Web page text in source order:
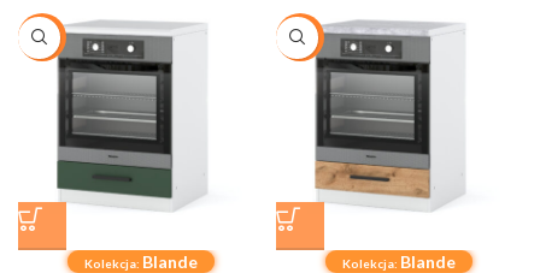
-21%
Kolekcja: Blande
-21%
Kolekcja: Blande